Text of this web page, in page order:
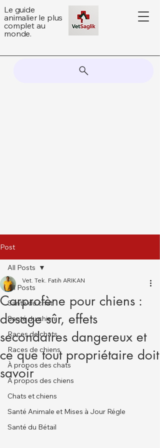
Le guide
animalier le plus
complet au
monde.
Post
All Posts
Santé du chat
Santé du chien
Races de chats
Races de chiens
À propos des chats
À propos des chiens
Chats et chiens
Santé Animale et Mises à Jour Régle
Santé du Bétail
All Posts
Carprofène pour chiens :
dosage sûr, effets
secondaires dangereux et
ce que tout propriétaire doit
savoir
Vet. Tek. Fatih ARIKAN